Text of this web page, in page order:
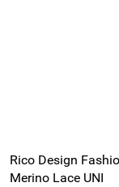
Rico Design
Merino Lace UNI